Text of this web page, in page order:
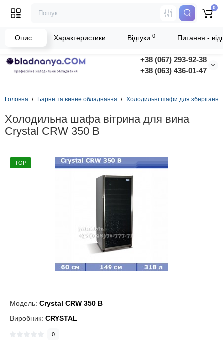
+38 (067) 293-92-38
+38 (063) 436-01-47
0
Головна Барне та винне обладнання Холодильні шафи для
Холодильна шафа вітрина для вина
Crystal CRW 350 B
TOP
Модель: Crystal CRW 350 B
Виробник: CRYSTAL
0
Опис Характеристики Відгуки 0 Питання -